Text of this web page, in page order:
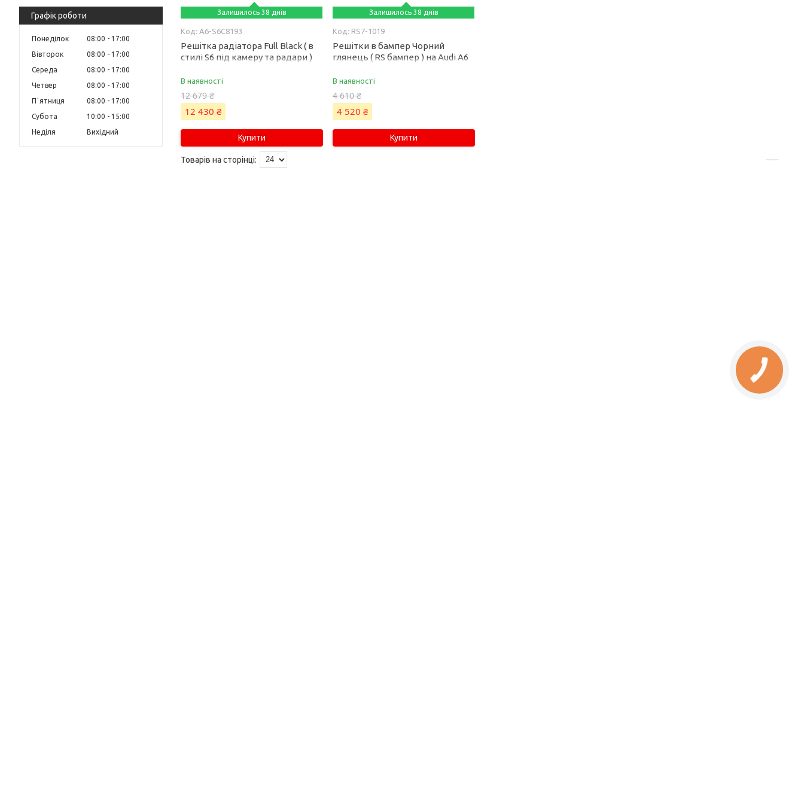
Графік роботи
Понеділок 08:00
17:00
Вівторок
08:00
17:00
Середа
08:00
17:00
Четвер
08:00
17:00
Пʼятниця
08:00
17:00
Субота
10:00
15:00
Неділя
Вихідний
Залишилось 38 днів
A6-S6C8193
Решітка радіатора Full Black ( в
стилі S6 під камеру та радари )
В наявності
12 679 ₴
12 430 ₴
Купити
Залишилось 38 днів
RS7-1019
Решітки в бампер Чорний
глянець ( RS бампер ) на Audi A6
В наявності
4 610 ₴
4 520 ₴
Купити